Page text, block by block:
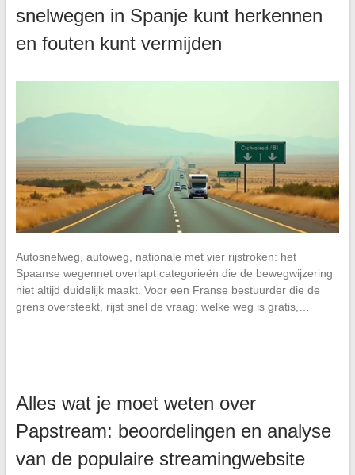
snelwegen in Spanje kunt herkennen
en fouten kunt vermijden
Autosnelweg, autoweg, nationale met vier rijstroken: het
Spaanse wegennet overlapt categorieën die de bewegwijzering
niet altijd duidelijk maakt. Voor een Franse bestuurder die de
grens oversteekt, rijst snel de vraag: welke weg is gratis,…
Alles wat je moet weten over
Papstream: beoordelingen en analyse
van de populaire streamingwebsite